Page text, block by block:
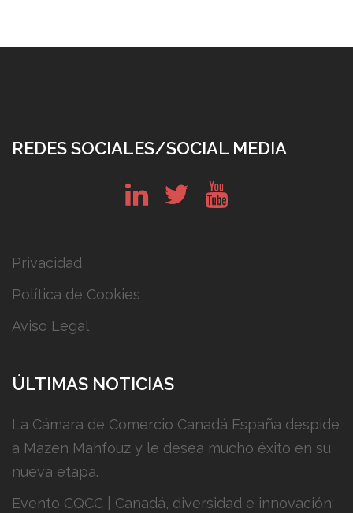
REDES SOCIALES/SOCIAL MEDIA
Privacidad
Política de Cookies
Aviso Legal
ÚLTIMAS NOTICIAS
La Cámara de Comercio Canadá España despide
a Mazen Mahfouz y le desea mucho éxito en su
nueva etapa.
Evento CQCC | Canadá, diversidad e innovación: